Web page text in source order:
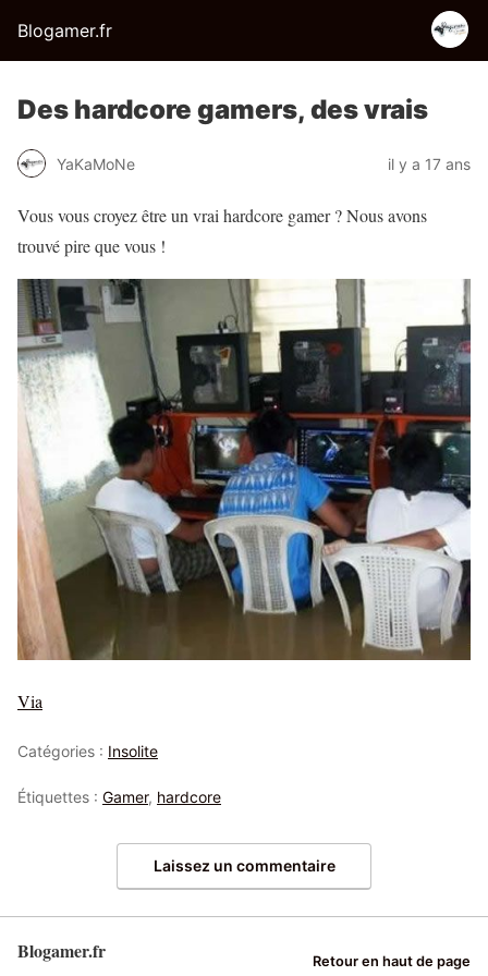
Blogamer.fr
Des hardcore gamers, des vrais
YaKaMoNe il y a 17 ans
Vous vous croyez être un vrai hardcore gamer ? Nous avons
trouvé pire que vous !
Via
Catégories : Insolite
Étiquettes : Gamer, hardcore
Laissez un commentaire
Blogamer.fr Retour en haut de page